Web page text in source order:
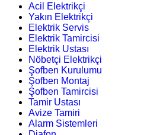
Acil Elektrikçi
Yakın Elektrikçi
Elektrik Servis
Elektrik Tamircisi
Elektrik Ustası
Nöbetçi Elektrikçi
Şofben Kurulumu
Şofben Montaj
Şofben Tamircisi
Tamir Ustası
Avize Tamiri
Alarm Sistemleri